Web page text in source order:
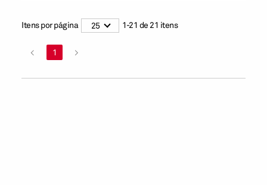
Itens por página 25 1-21 de 21 itens
< 1 >